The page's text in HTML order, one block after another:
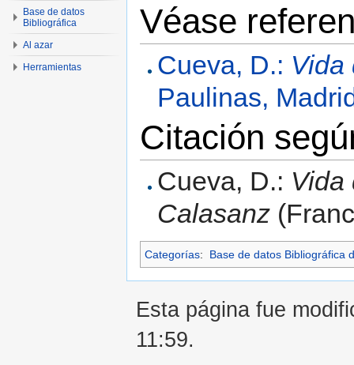
Véase
Cueva, D.: Vida
Paulinas,
Citación
Cueva, D.: Vida
Calasanz
Categorías: Base de datos Bibliográfica
Base de datos
Bibliográfica
Al azar
Herramientas
Esta página fue
11:59.